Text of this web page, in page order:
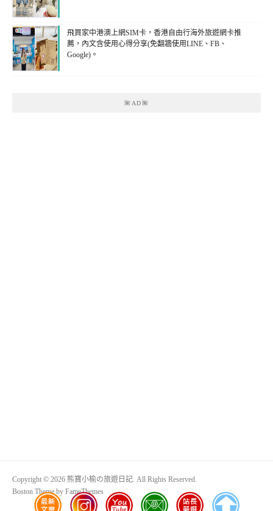
飛買家中港澳上網SIM卡，香港自由行海外旅遊網卡推
薦，內文含使用心得分享(免翻牆使用LINE、FB、
Google)。
🌺AD🌺
Copyright © 2026 熊寶小榆の旅遊日記. All Rights Reserved.
Boston Theme by FameThemes